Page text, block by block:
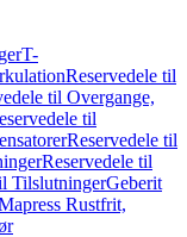
T-
Reservedele til
til Overgange,
til
Reservedele til
Reservedele til
TilslutningerGeberit
Rustfrit,